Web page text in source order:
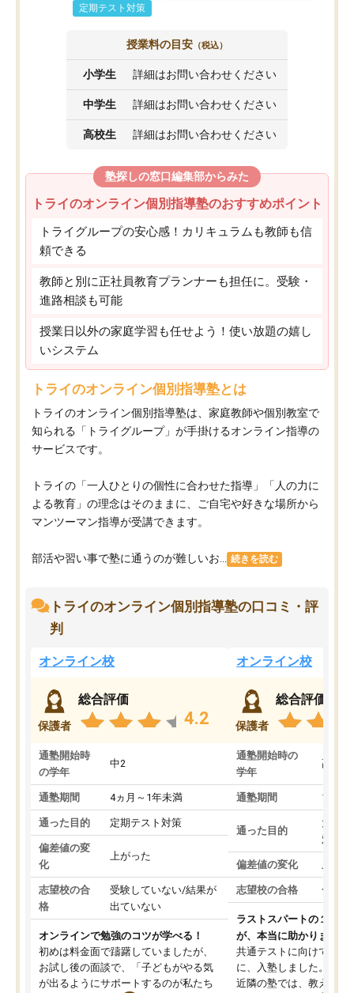
定期テスト対策
授業料の目安 （税込）
小学生 詳細はお問い合わせください
中学生 詳細はお問い合わせください
高校生 詳細はお問い合わせください
塾探しの窓口編集部からみた
トライのオンライン個別指導塾のおすすめポイント
トライグループの安心感！カリキュラムも教師も信
頼できる
教師と別に正社員教育プランナーも担任に。受験・
進路相談も可能
授業日以外の家庭学習も任せよう！使い放題の嬉し
いシステム
トライのオンライン個別指導塾とは
トライのオンライン個別指導塾は、家庭教師や個別教室で
知られる「トライグループ」が手掛けるオンライン指導の
サービスです。
トライの「一人ひとりの個性に合わせた指導」「人の力に
よる教育」の理念はそのままに、ご自宅や好きな場所から
マンツーマン指導が受講できます。
部活や習い事で塾に通うのが難しいお... 続きを読む
トライのオンライン個別指導塾の口コミ・評
判
オンライン校
保護者
総合評価
4.2
通塾開始時
の学年
中2
通塾期間 4ヵ月～1年未満
通った目的 定期テスト対策
偏差値の変
化
上がった
志望校の合
格
受験していない/結果が
出ていない
オンラインで勉強のコツが学べる！
初めは料金面で躊躇していましたが、
お試し後の面談で、「子どもがやる気
が出るようにサポートするのが私たち
オンライン校
保護者
総合評価
通塾開始時の
学年
高3
通塾期間 1～3
通った目的
大学
対策
偏差値の変化
志望校の合格 合格
ラストスパートの１か月
が、本当に助かりました
共通テストに向けての追
に、入塾しました。田舎
近隣の塾では、教えても